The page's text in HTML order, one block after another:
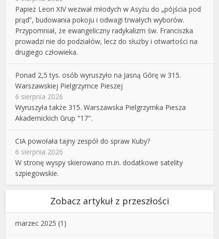
Papież Leon XIV wezwał młodych w Asyżu do „pójścia pod
prąd”, budowania pokoju i odwagi trwałych wyborów.
Przypomniał, że ewangeliczny radykalizm św. Franciszka
prowadzi nie do podziałów, lecz do służby i otwartości na
drugiego człowieka.
Ponad 2,5 tys. osób wyruszyło na Jasną Górę w 315.
Warszawskiej Pielgrzymce Pieszej
6 sierpnia 2026
Wyruszyła także 315. Warszawska Pielgrzymka Piesza
Akademickich Grup "17".
CIA powołała tajny zespół do spraw Kuby?
6 sierpnia 2026
W stronę wyspy skierowano m.in. dodatkowe satelity
szpiegowskie.
Zobacz artykuł z przeszłości
marzec 2025 (1)